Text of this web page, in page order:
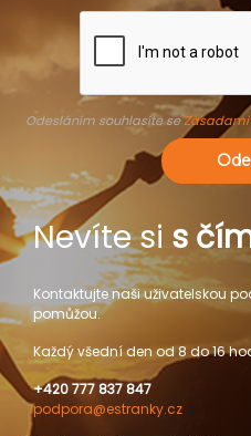
Odesláním souhlasíte seZásadami
Nevíte si s
Kontaktujte naši uživatelskou
pomůžou.
Každý všední den od 8 do 16
+420 777 837 847
podpora@estranky.cz